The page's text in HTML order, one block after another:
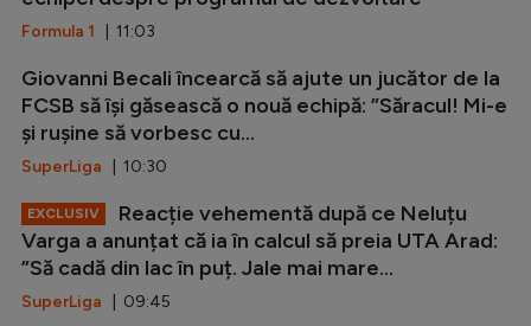
Formula 1 | 11:03
Giovanni Becali încearcă să ajute un jucător de la
FCSB să își găsească o nouă echipă: ”Săracul! Mi-e
și rușine să vorbesc cu...
SuperLiga | 10:30
EXCLUSIV
Reacție vehementă după ce Neluțu
Varga a anunțat că ia în calcul să preia UTA Arad:
”Să cadă din lac în puț. Jale mai mare...
SuperLiga | 09:45